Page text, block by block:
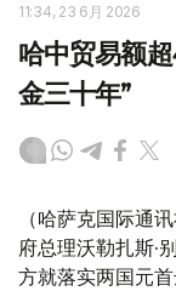
11:34, 23 6月 2026
哈中贸易额
金三十年”
（哈萨克国际通
府总理沃勒扎斯·
方就落实两国元